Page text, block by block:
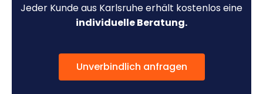
Jeder Kunde aus Karlsruhe erhält kostenlos eine
individuelle Beratung.
Unverbindlich anfragen